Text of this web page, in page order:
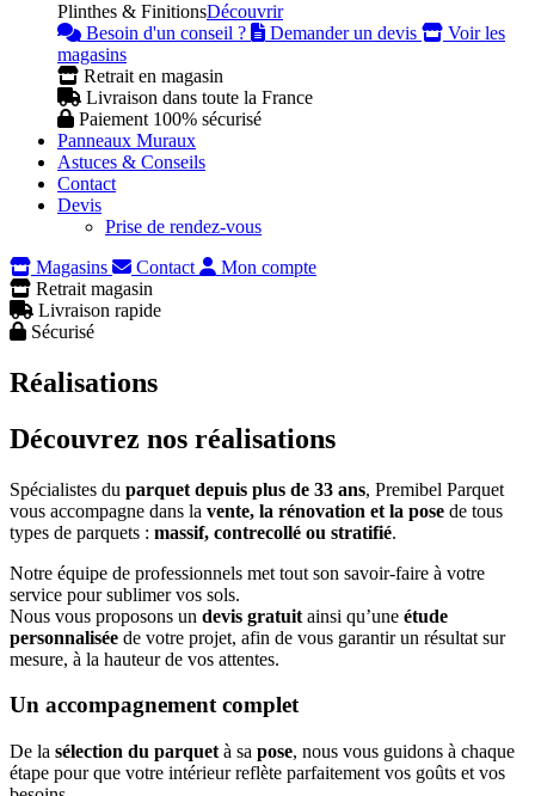
Plinthes & FinitionsDécouvrir
Besoin d'un conseil ?
Demander un devis
Voir les
magasins
Retrait en magasin
Livraison dans toute la France
Paiement 100% sécurisé
Panneaux Muraux
Astuces & Conseils
Contact
Devis
Prise de rendez-vous
Magasins
Contact
Mon compte
Retrait magasin
Livraison rapide
Sécurisé
Réalisations
Découvrez nos réalisations
Spécialistes du parquet depuis plus de 33 ans, Premibel Parquet
vous accompagne dans la vente, la rénovation et la pose de tous
types de parquets : massif, contrecollé ou stratifié.
Notre équipe de professionnels met tout son savoir-faire à votre
service pour sublimer vos sols.
Nous vous proposons un devis gratuit ainsi qu’une étude
personnalisée de votre projet, afin de vous garantir un résultat sur
mesure, à la hauteur de vos attentes.
Un accompagnement complet
De la sélection du parquet à sa pose, nous vous guidons à chaque
étape pour que votre intérieur reflète parfaitement vos goûts et vos